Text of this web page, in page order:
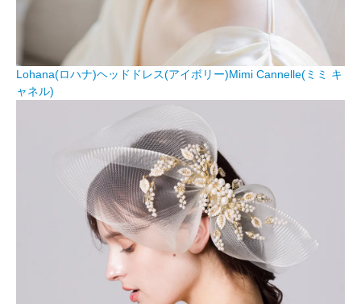
Lohana(ロハナ)ヘッドドレス(アイボリー)Mimi Cannelle(ミミ キ
ャネル)